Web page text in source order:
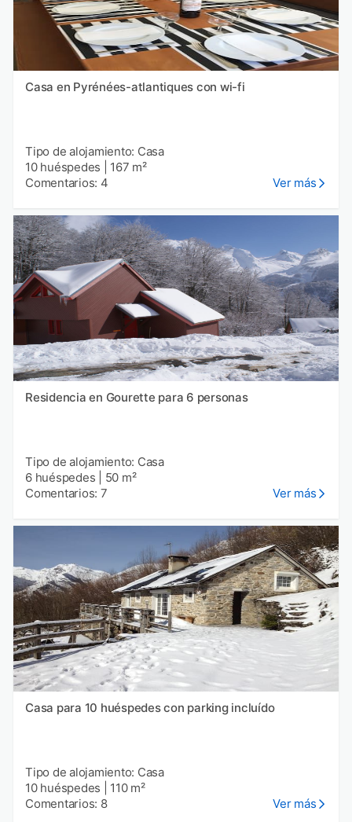
Casa en Pyrénées-atlantiques con wi-fi
Tipo de alojamiento: Casa
10 huéspedes
167 m²
Comentarios: 4
Ver más
Residencia en Gourette para 6 personas
Tipo de alojamiento: Casa
6 huéspedes
50 m²
Comentarios: 7
Ver más
Casa para 10 huéspedes con parking incluído
Tipo de alojamiento: Casa
10 huéspedes
110 m²
Comentarios: 8
Ver más